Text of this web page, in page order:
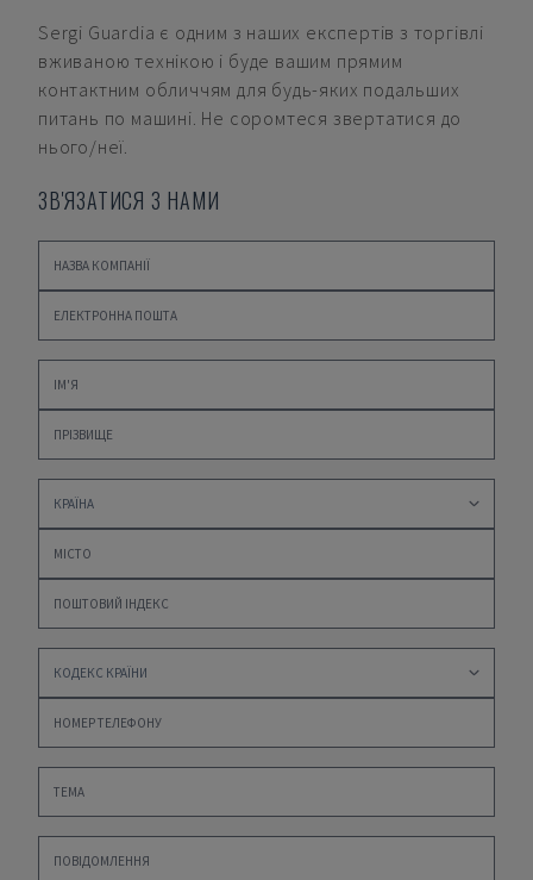
Sergi Guardia є одним з наших експертів з торгівлі
вживаною технікою і буде вашим прямим
контактним обличчям для будь-яких подальших
питань по машині. Не соромтеся звертатися до
нього/неї.
ЗВ'ЯЗАТИСЯ З НАМИ